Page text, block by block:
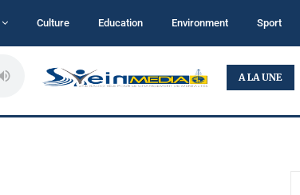
Culture Education Environment Sport
A LA UNE
BUKAVU : TALITHA KOUMI MINISTRY MISE SUR LA...